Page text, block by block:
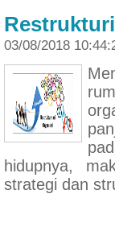
03/08/2018
hidupnya,
strategi dan